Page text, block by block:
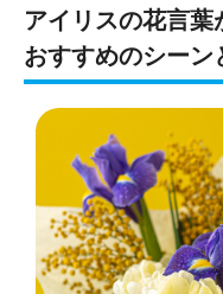
アイリスの花言
おすすめのシーン